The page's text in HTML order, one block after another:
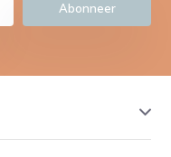
Abonneer